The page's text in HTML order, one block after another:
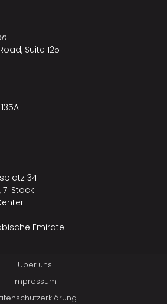
Suite 125
34
7. Stock
Emirate
Über uns
Impressum